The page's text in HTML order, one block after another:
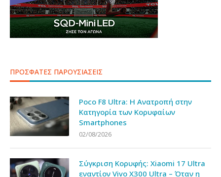
ΠΡΟΣΦΑΤΕΣ ΠΑΡΟΥΣΙΑΣΕΙΣ
Poco F8 Ultra: Η Ανατροπή στην
Κατηγορία των Κορυφαίων
Smartphones
02/08/2026
Σύγκριση Κορυφής: Xiaomi 17 Ultra
εναντίον Vivo X300 Ultra – Όταν η